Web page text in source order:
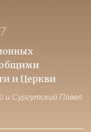
7
общими
и Церкви
Сургутский Павел